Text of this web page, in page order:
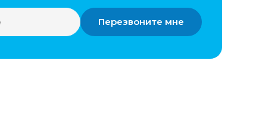
Перезвоните мне